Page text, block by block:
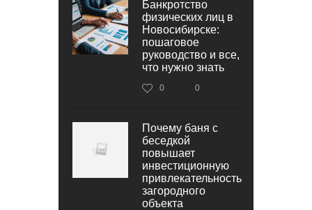
Банкротство
физических лиц в
Новосибирске:
пошаговое
руководство и все,
что нужно знать
0 0
Почему баня с
беседкой
повышает
инвестиционную
привлекательность
загородного
объекта